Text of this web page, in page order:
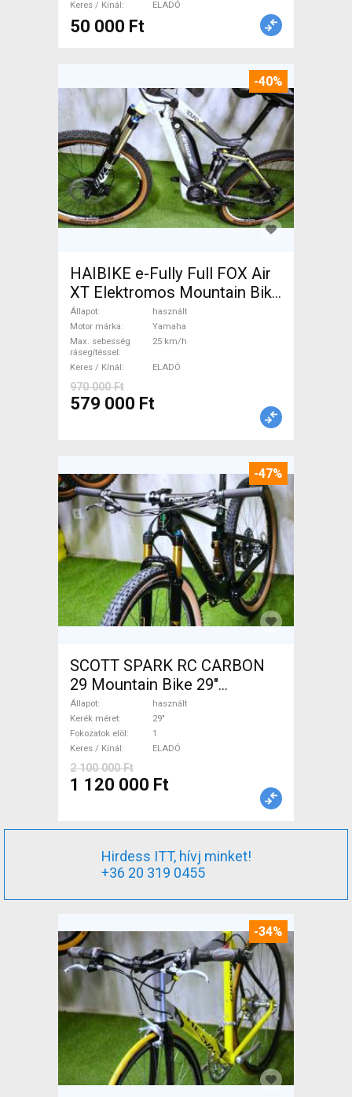
Keres / Kínál
ELADÓ
50 000 Ft
-40%
HAIBIKE e-Fully Full FOX Air
XT Elektromos Mountain Bike
össztelós / fully Yamaha
használt ELADÓ
Állapot
használt
Motor márka
Yamaha
Max. sebesség
rásegítéssel
25 km/h
Keres / Kínál ELADÓ
970 000 Ft
579 000 Ft
-47%
SCOTT SPARK RC CARBON
29 Mountain Bike 29"
össztelós / fully használt
ELADÓ
Állapot
használt
Kerék méret
29"
Fokozatok elöl
1
Keres / Kínál
ELADÓ
2 100 000 Ft
1 120 000 Ft
Hirdess ITT, hívj minket!
+36 20 319 0455
-34%